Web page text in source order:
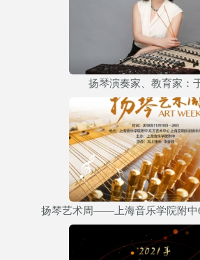
扬琴演奏家、教育家：
扬琴艺术周——上海音乐学院附中